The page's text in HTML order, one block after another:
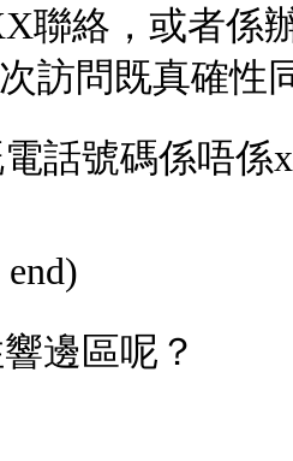
聯絡，或者係
訪問既真確性
話號碼係唔係
邊區呢？